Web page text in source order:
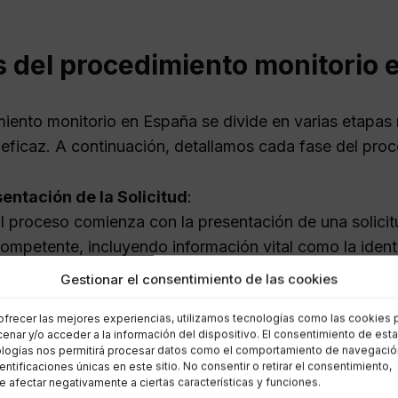
Gestionar el consentimiento de las cookies
las mejores experiencias, utilizamos tecnologías como las cookies
y/o acceder a la información del dispositivo. El consentimiento de
nos permitirá procesar datos como el comportamiento de
únicas en este sitio. No consentir o retirar el consentimiento,
afectar negativamente a ciertas características y funciones.
del procedimiento monitorio
monitorio en España se divide en varias
A continuación, detallamos cada fase del
de la Solicitud:
proceso comienza con la presentación de una
incluyendo información vital como la
deuda y la documentación que respalde dicha deuda.
juzgado revisa la documentación presentada para
Si es así, se admite a trámite y se notifica al
al Deudor: